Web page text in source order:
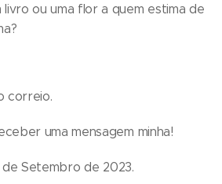
ou uma flor a quem estima de
correio.
uma mensagem minha!
Setembro de 2023.